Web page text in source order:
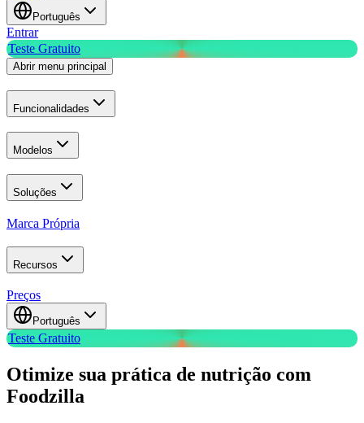
Português
Entrar
Teste Gratuito
Abrir menu principal
Funcionalidades
Modelos
Soluções
Marca Própria
Recursos
Preços
Português
Teste Gratuito
Otimize sua prática de nutrição com
Foodzilla